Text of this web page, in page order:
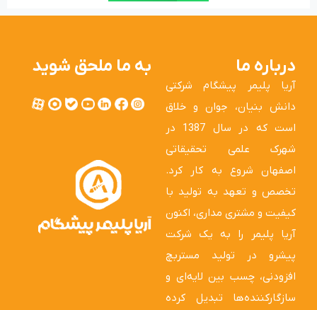
درباره ما
آریا پلیمر پیشگام شرکتی
دانش بنیان، جوان و خلاق
است که در سال 1387 در
شهرک علمی تحقیقاتی
اصفهان شروع به کار کرد.
تخصص و تعهد به تولید با
کیفیت و مشتری مداری، اکنون
آریا پلیمر را به یک شرکت
پیشرو در تولید مستربچ
افزودنی، چسب بین لایه‌ای و
سازگارکننده‌ها تبدیل کرده
به ما ملحق شوید